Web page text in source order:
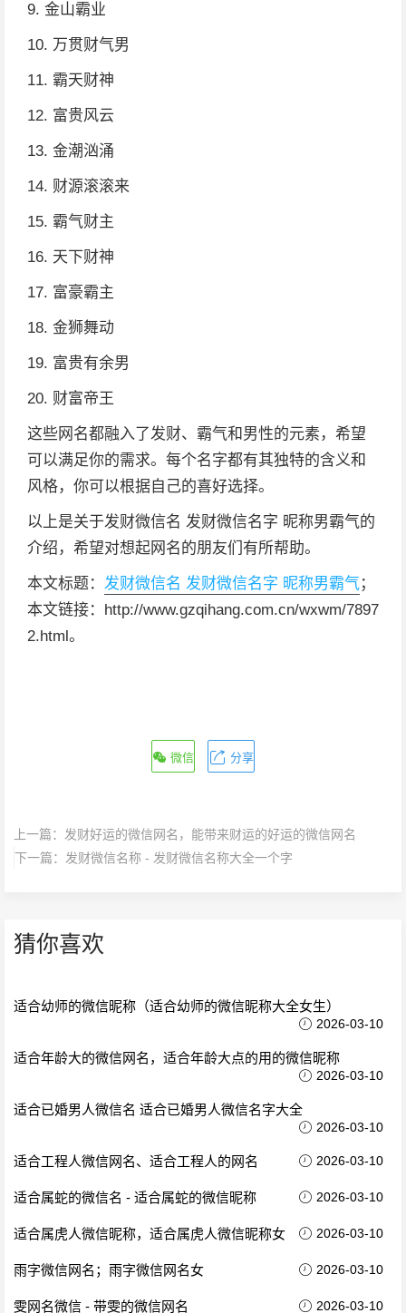
9. 金山霸业
10. 万贯财气男
11. 霸天财神
12. 富贵风云
13. 金潮汹涌
14. 财源滚滚来
15. 霸气财主
16. 天下财神
17. 富豪霸主
18. 金狮舞动
19. 富贵有余男
20. 财富帝王
这些网名都融入了发财、霸气和男性的元素，希望
可以满足你的需求。每个名字都有其独特的含义和
风格，你可以根据自己的喜好选择。
以上是关于发财微信名 发财微信名字 昵称男霸气的
介绍，希望对想起网名的朋友们有所帮助。
本文标题： 发财微信名 发财微信名字 昵称男霸气；
本文链接：http://www.gzqihang.com.cn/wxwm/7897
2.html。
微信 分享
上一篇：
发财好运的微信网名，能带来财运的好运的微信网名
下一篇：
发财微信名称 - 发财微信名称大全一个字
猜你喜欢
适合幼师的微信昵称（适合幼师的微信昵称大全女生）
2026-03-10
适合年龄大的微信网名，适合年龄大点的用的微信昵称
2026-03-10
适合已婚男人微信名 适合已婚男人微信名字大全
2026-03-10
适合工程人微信网名、适合工程人的网名 2026-03-10
适合属蛇的微信名 - 适合属蛇的微信昵称 2026-03-10
适合属虎人微信昵称，适合属虎人微信昵称女 2026-03-10
雨字微信网名；雨字微信网名女 2026-03-10
雯网名微信 - 带雯的微信网名 2026-03-10